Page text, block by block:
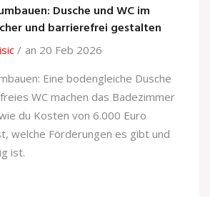
Dusche und WC im
und barrierefrei gestalten
an 20 Feb 2026
Eine bodengleiche Dusche
WC machen das Badezimmer
du Kosten von 6.000 Euro
welche Förderungen es gibt und
ist.